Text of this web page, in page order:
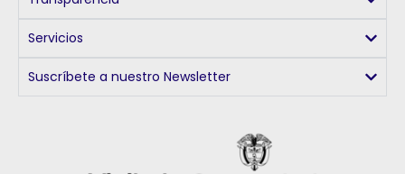
Servicios
Suscríbete a nuestro Newsletter